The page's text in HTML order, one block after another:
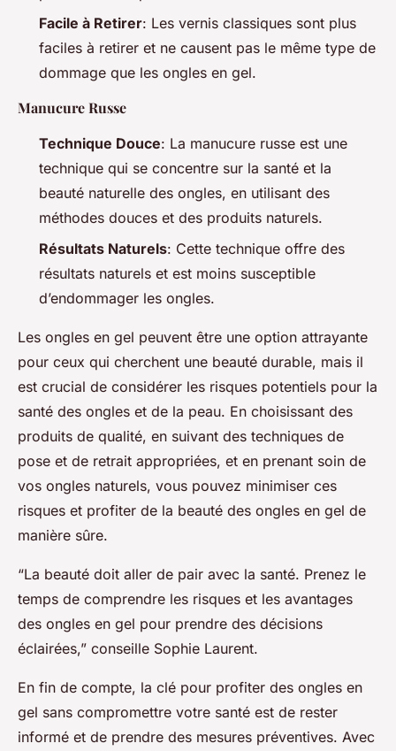
Facile à Retirer: Les vernis classiques sont plus
faciles à retirer et ne causent pas le même type de
dommage que les ongles en gel.
Manucure Russe
Technique Douce: La manucure russe est une
technique qui se concentre sur la santé et la
beauté naturelle des ongles, en utilisant des
méthodes douces et des produits naturels.
Résultats Naturels: Cette technique offre des
résultats naturels et est moins susceptible
d’endommager les ongles.
Les ongles en gel peuvent être une option attrayante
pour ceux qui cherchent une beauté durable, mais il
est crucial de considérer les risques potentiels pour la
santé des ongles et de la peau. En choisissant des
produits de qualité, en suivant des techniques de
pose et de retrait appropriées, et en prenant soin de
vos ongles naturels, vous pouvez minimiser ces
risques et profiter de la beauté des ongles en gel de
manière sûre.
“La beauté doit aller de pair avec la santé. Prenez le
temps de comprendre les risques et les avantages
des ongles en gel pour prendre des décisions
éclairées,” conseille Sophie Laurent.
En fin de compte, la clé pour profiter des ongles en
gel sans compromettre votre santé est de rester
informé et de prendre des mesures préventives. Avec